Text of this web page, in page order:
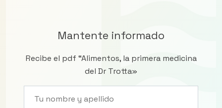
Mantente informado
Recibe el pdf “Alimentos, la primera medicina
del Dr Trotta»